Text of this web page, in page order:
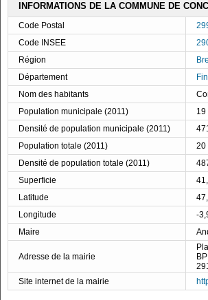
INFORMATIONS DE LA COMMUNE DE
Code Postal
Code INSEE
Région
Département
Nom des habitants
Population municipale (2011)
19
Densité de population municipale (2011)
Population totale (2011)
20
Densité de population totale (2011)
Superficie
Latitude
Longitude
-
Maire
Adresse de la mairie
Site internet de la mairie